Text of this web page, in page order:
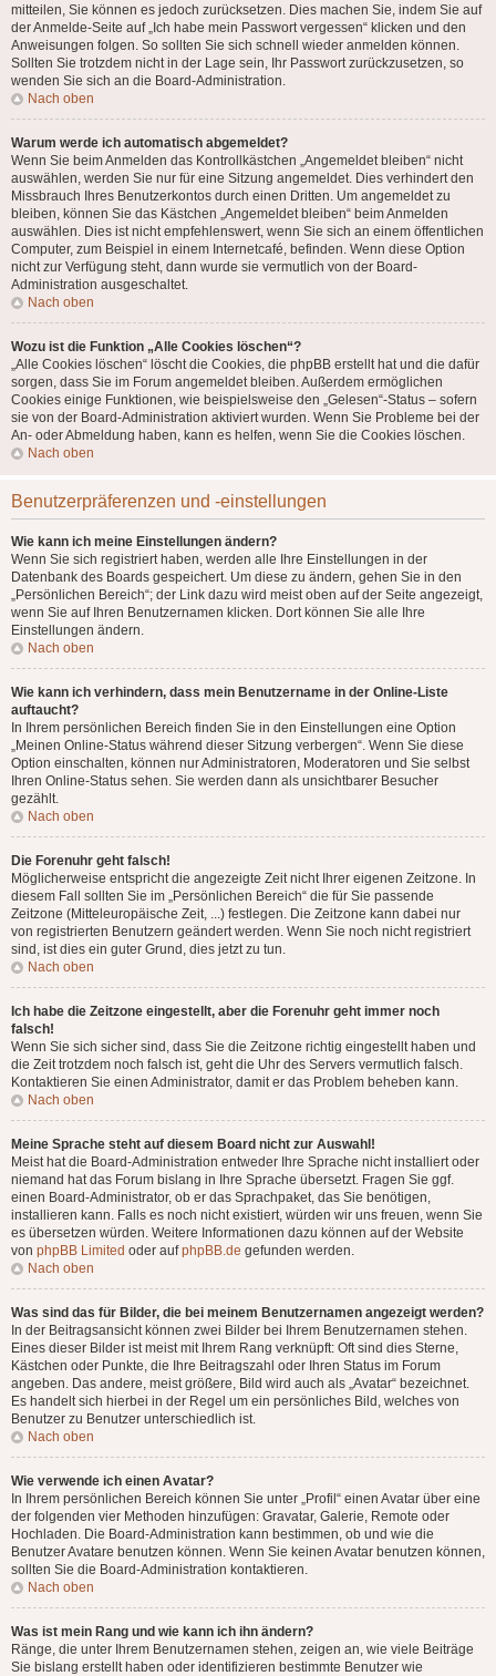
mitteilen, Sie können es jedoch zurücksetzen. Dies machen Sie, indem Sie auf
der Anmelde-Seite auf „Ich habe mein Passwort vergessen“ klicken und den
Anweisungen folgen. So sollten Sie sich schnell wieder anmelden können.
Sollten Sie trotzdem nicht in der Lage sein, Ihr Passwort zurückzusetzen, so
wenden Sie sich an die Board-Administration.
Nach oben
Warum werde ich automatisch abgemeldet?
Wenn Sie beim Anmelden das Kontrollkästchen „Angemeldet bleiben“ nicht
auswählen, werden Sie nur für eine Sitzung angemeldet. Dies verhindert den
Missbrauch Ihres Benutzerkontos durch einen Dritten. Um angemeldet zu
bleiben, können Sie das Kästchen „Angemeldet bleiben“ beim Anmelden
auswählen. Dies ist nicht empfehlenswert, wenn Sie sich an einem öffentlichen
Computer, zum Beispiel in einem Internetcafé, befinden. Wenn diese Option
nicht zur Verfügung steht, dann wurde sie vermutlich von der Board-
Administration ausgeschaltet.
Nach oben
Wozu ist die Funktion „Alle Cookies löschen“?
„Alle Cookies löschen“ löscht die Cookies, die phpBB erstellt hat und die dafür
sorgen, dass Sie im Forum angemeldet bleiben. Außerdem ermöglichen
Cookies einige Funktionen, wie beispielsweise den „Gelesen“-Status – sofern
sie von der Board-Administration aktiviert wurden. Wenn Sie Probleme bei der
An- oder Abmeldung haben, kann es helfen, wenn Sie die Cookies löschen.
Nach oben
Benutzerpräferenzen und -einstellungen
Wie kann ich meine Einstellungen ändern?
Wenn Sie sich registriert haben, werden alle Ihre Einstellungen in der
Datenbank des Boards gespeichert. Um diese zu ändern, gehen Sie in den
„Persönlichen Bereich“; der Link dazu wird meist oben auf der Seite angezeigt,
wenn Sie auf Ihren Benutzernamen klicken. Dort können Sie alle Ihre
Einstellungen ändern.
Nach oben
Wie kann ich verhindern, dass mein Benutzername in der Online-Liste
auftaucht?
In Ihrem persönlichen Bereich finden Sie in den Einstellungen eine Option
„Meinen Online-Status während dieser Sitzung verbergen“. Wenn Sie diese
Option einschalten, können nur Administratoren, Moderatoren und Sie selbst
Ihren Online-Status sehen. Sie werden dann als unsichtbarer Besucher
gezählt.
Nach oben
Die Forenuhr geht falsch!
Möglicherweise entspricht die angezeigte Zeit nicht Ihrer eigenen Zeitzone. In
diesem Fall sollten Sie im „Persönlichen Bereich“ die für Sie passende
Zeitzone (Mitteleuropäische Zeit, ...) festlegen. Die Zeitzone kann dabei nur
von registrierten Benutzern geändert werden. Wenn Sie noch nicht registriert
sind, ist dies ein guter Grund, dies jetzt zu tun.
Nach oben
Ich habe die Zeitzone eingestellt, aber die Forenuhr geht immer noch
falsch!
Wenn Sie sich sicher sind, dass Sie die Zeitzone richtig eingestellt haben und
die Zeit trotzdem noch falsch ist, geht die Uhr des Servers vermutlich falsch.
Kontaktieren Sie einen Administrator, damit er das Problem beheben kann.
Nach oben
Meine Sprache steht auf diesem Board nicht zur Auswahl!
Meist hat die Board-Administration entweder Ihre Sprache nicht installiert oder
niemand hat das Forum bislang in Ihre Sprache übersetzt. Fragen Sie ggf.
einen Board-Administrator, ob er das Sprachpaket, das Sie benötigen,
installieren kann. Falls es noch nicht existiert, würden wir uns freuen, wenn Sie
es übersetzen würden. Weitere Informationen dazu können auf der Website
von phpBB Limited oder aufphpBB.de gefunden werden.
Nach oben
Was sind das für Bilder, die bei meinem Benutzernamen angezeigt werden?
In der Beitragsansicht können zwei Bilder bei Ihrem Benutzernamen stehen.
Eines dieser Bilder ist meist mit Ihrem Rang verknüpft: Oft sind dies Sterne,
Kästchen oder Punkte, die Ihre Beitragszahl oder Ihren Status im Forum
angeben. Das andere, meist größere, Bild wird auch als „Avatar“ bezeichnet.
Es handelt sich hierbei in der Regel um ein persönliches Bild, welches von
Benutzer zu Benutzer unterschiedlich ist.
Nach oben
Wie verwende ich einen Avatar?
In Ihrem persönlichen Bereich können Sie unter „Profil“ einen Avatar über eine
der folgenden vier Methoden hinzufügen: Gravatar, Galerie, Remote oder
Hochladen. Die Board-Administration kann bestimmen, ob und wie die
Benutzer Avatare benutzen können. Wenn Sie keinen Avatar benutzen können,
sollten Sie die Board-Administration kontaktieren.
Nach oben
Was ist mein Rang und wie kann ich ihn ändern?
Ränge, die unter Ihrem Benutzernamen stehen, zeigen an, wie viele Beiträge
Sie bislang erstellt haben oder identifizieren bestimmte Benutzer wie